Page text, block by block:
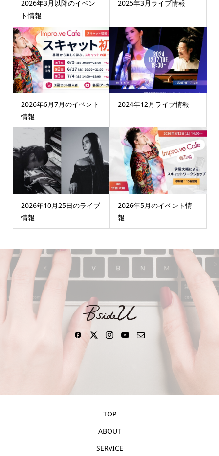
2026年3月以降のイベン
ト情報
2025年3月ライブ情報
2026年6月7月のイベント
情報
2024年12月ライブ情報
2026年10月25日のライブ
情報
2026年5月のイベント情
報
TOP
ABOUT
SERVICE